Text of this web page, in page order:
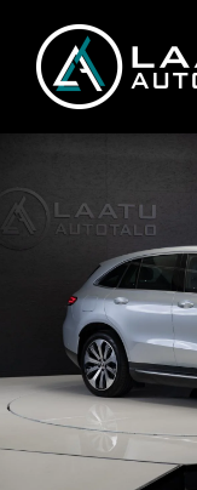
content